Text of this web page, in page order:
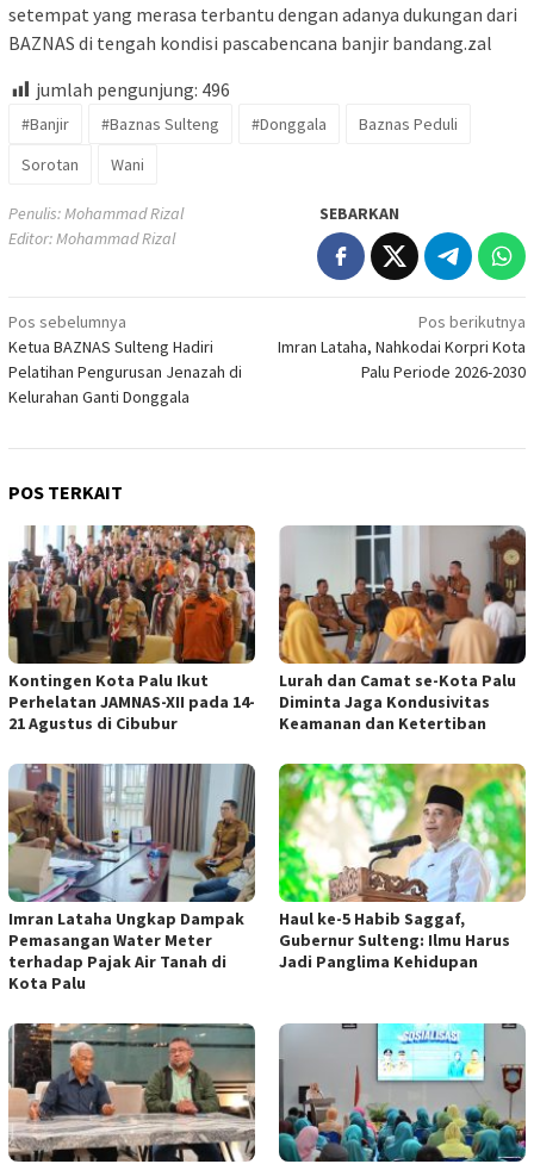
setempat yang merasa terbantu dengan adanya dukungan dari
BAZNAS di tengah kondisi pascabencana banjir bandang.zal
jumlah pengunjung: 496
#Banjir #Baznas Sulteng #Donggala
Baznas Peduli
Sorotan
Wani
Penulis: Mohammad Rizal
Editor: Mohammad Rizal
SEBARKAN
Navigasi
pos
Pos sebelumnya
Ketua BAZNAS Sulteng Hadiri
Pelatihan Pengurusan Jenazah di
Kelurahan Ganti Donggala
Pos berikutnya
Imran Lataha, Nahkodai Korpri Kota
Palu Periode 2026-2030
POS TERKAIT
Kontingen Kota Palu Ikut
Perhelatan JAMNAS-XII pada 14-
21 Agustus di Cibubur
Lurah dan Camat se-Kota Palu
Diminta Jaga Kondusivitas
Keamanan dan Ketertiban
Imran Lataha Ungkap Dampak
Pemasangan Water Meter
terhadap Pajak Air Tanah di
Kota Palu
Haul ke-5 Habib Saggaf,
Gubernur Sulteng: Ilmu Harus
Jadi Panglima Kehidupan